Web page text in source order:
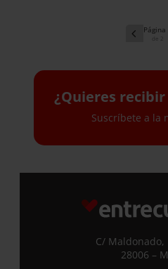
¿Quieres
Suscríbete a la
Si quieres recibir
mensual y los correos
que te ofrecemos
de completar este
C/ Maldonado,
28006 –